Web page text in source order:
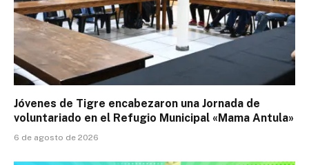
Jóvenes de Tigre encabezaron una Jornada de
voluntariado en el Refugio Municipal «Mama Antula»
6 de agosto de 2026